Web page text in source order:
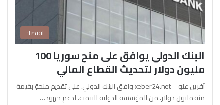
اقتصاد
البنك الدولي يوافق على منح سوريا 100
مليون دولار لتحديث القطاع المالي
آفرين علو – xeber24.net وافق البنك الدولي، على تقديم منحةٍ بقيمة
مئة مليون دولار، من المؤسسة الدولية للتنمية، لدعم جهود…